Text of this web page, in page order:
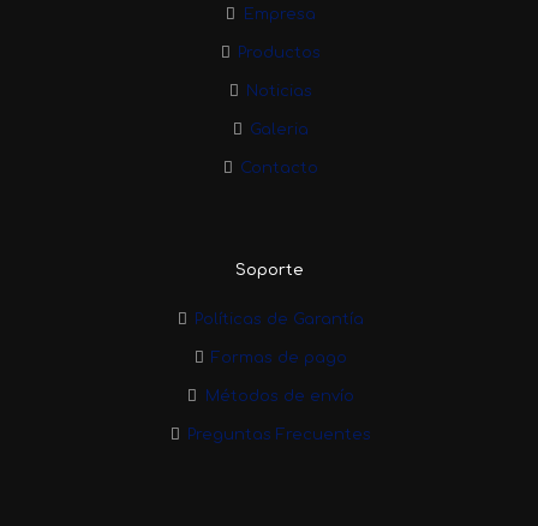
Empresa
Productos
Noticias
Galeria
Contacto
Soporte
Políticas de Garantía
Formas de pago
Métodos de envío
Preguntas Frecuentes